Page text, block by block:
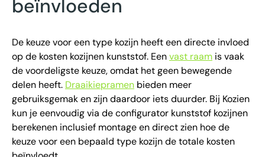
beïnvloeden
De keuze voor een type kozijn heeft een directe invloed
op de kosten kozijnen kunststof. Eenvast raam is vaak
de voordeligste keuze, omdat het geen bewegende
delen heeft. Draaikiepramen bieden meer
gebruiksgemak en zijn daardoor iets duurder. Bij Kozien
kun je eenvoudig via de configurator kunststof kozijnen
berekenen inclusief montage en direct zien hoe de
keuze voor een bepaald type kozijn de totale kosten